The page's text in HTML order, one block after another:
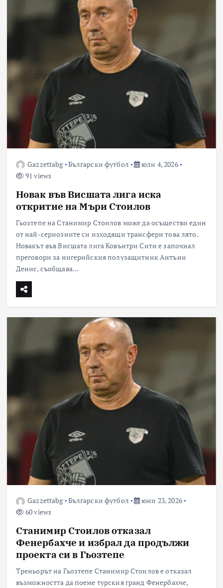
Gazzettabg Български футбол
юли 4, 2026
91 views
Новак във Висшата лига иска
откритие на Мъри Стоилов
Гьозтепе на Станимир Стоилов може да осъществи един
от най-сериозните си изходящи трансфери това лято.
Новакът във Висшата лига Ковънтри Сити е започнал
преговори за нигерийския полузащитник Антъни
Денис, съобщава…
Gazzettabg Български футбол
юни 23, 2026
60 views
Станимир Стоилов отказал
Фенербахче и избрал да продължи
проекта си в Гьозтепе
Треньорът на Гьозтепе Станимир Стоилов е отказал
възможността да поеме турския гранд Фенербахче,